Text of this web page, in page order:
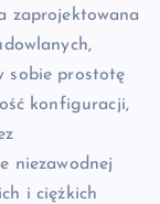
zaprojektowana
sobie prostotę
konfiguracji,
niezawodnej
i ciężkich